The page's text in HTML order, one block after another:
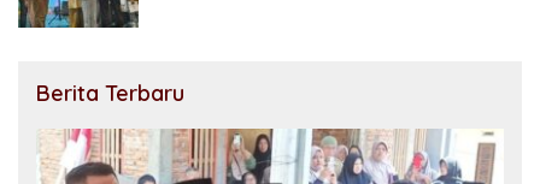
Berita Terbaru